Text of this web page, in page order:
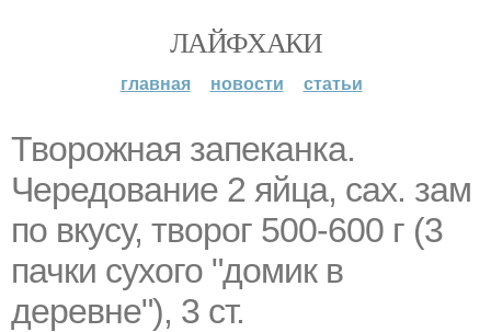
ЛАЙФХАКИ
главная новости статьи
Творожная запеканка.
Чередование 2 яйца, сах. зам
по вкусу, творог 500-600 г (3
пачки сухого "домик в
деревне"), 3 ст.